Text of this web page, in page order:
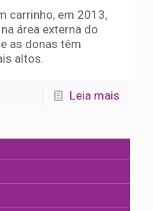
carrinho, em 2013,
área externa do
as donas têm
altos.
Leia mais